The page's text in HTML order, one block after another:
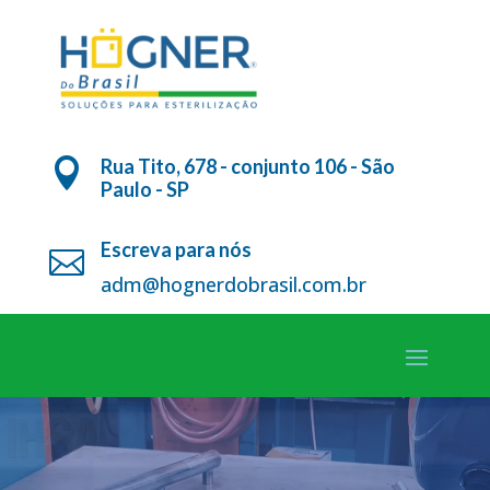

Rua Tito, 678 - conjunto 106 - São
Paulo - SP
 Escreva para nós
adm@hognerdobrasil.com.br
Tocador
de